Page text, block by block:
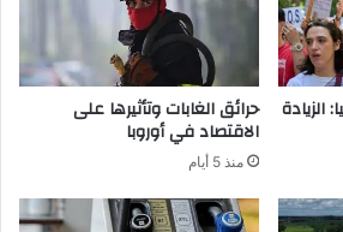
الزيادة حرائق الغابات وتأثيرها على
الاقتصاد في أوروبا
منذ 5 أيام